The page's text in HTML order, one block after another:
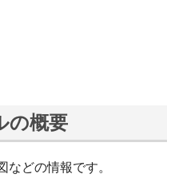
の概要
などの情報です。